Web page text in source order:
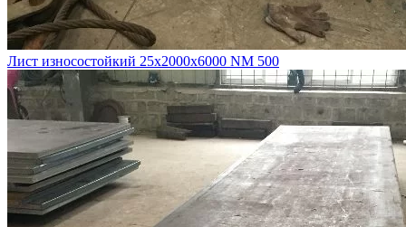
Лист износостойкий 25х2000х6000 NM 500